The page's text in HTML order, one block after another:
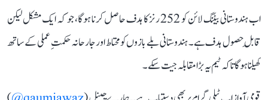
اب ہندوستانی بیٹنگ لائن کو 252 رنز کا ہدف حاصل کرنا ہوگا، جو کہ ایک مشکل لیکن
قابلِ حصول ہدف ہے۔ ہندوستانی بلے بازوں کو محتاط اور جارحانہ حکمتِ عملی کے ساتھ
کھیلنا ہوگا تاکہ ٹیم یہ بڑا مقابلہ جیت سکے۔